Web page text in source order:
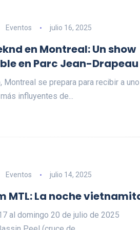
Eventos julio 16, 2025
en Montreal: Un show
en Parc Jean-Drapeau
Montreal se prepara para recibir a
influyentes de...
Eventos julio 14, 2025
MTL: La noche
al domingo 20 de julio de 2025